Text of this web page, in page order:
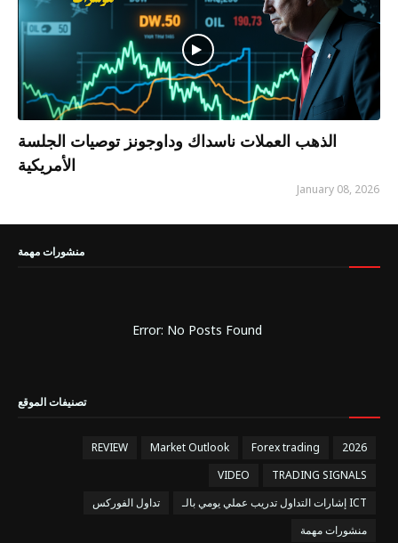
الذهب العملات ناسداك وداوجونز توصيات الجلسة
الأمريكية
January 08, 2026
منشورات مهمة
Error: No Posts Found
تصنيفات الموقع
2026
Forex trading
Market Outlook
REVIEW
TRADING SIGNALS
VIDEO
إشارات التداول تدريب عملي يومي بالـ ICT
تداول الفوركس
منشورات مهمة